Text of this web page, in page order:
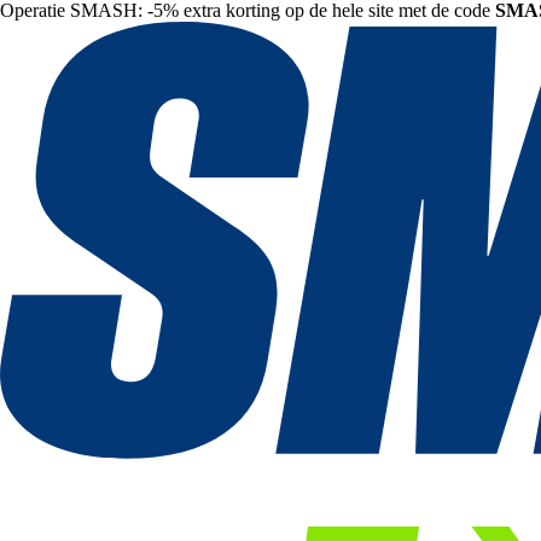
Operatie SMASH: -5% extra korting op de hele site met de code